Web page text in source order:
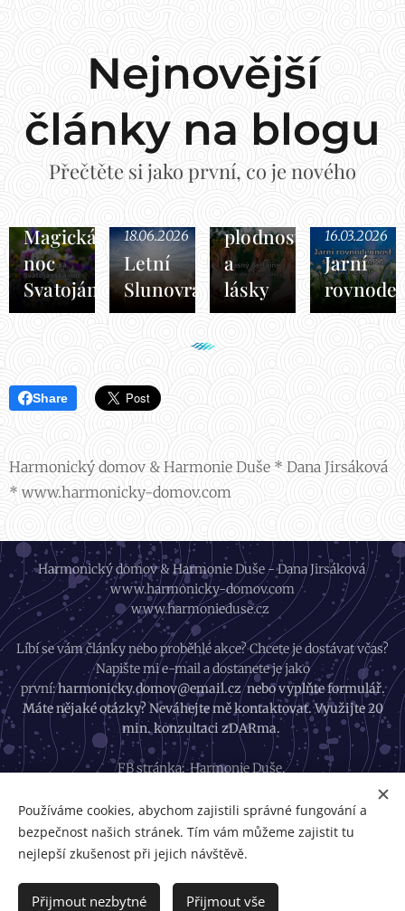
Nejnovější
články na blogu
Přečtěte si jako první, co je nového
Magická
noc
Svatojánská
18.06.2026
Letní
Slunovrat
Beltaine
plodnosti
a
lásky
16.03.2026
Jarní
Share
Harmonický domov & Harmonie Duše * Dana Jirsáková
* www.harmonicky-domov.com
Harmonický domov & Harmonie Duše - Dana Jirsáková
www.harmonicky-domov.com
www.harmonieduse.cz
Líbí se vám články nebo proběhlé akce? Chcete je dostávat včas?
Napište mi e-mail a dostanete je jako
první:harmonicky.domov@email.cz nebo vyplňte formulář.
Máte nějaké otázky? Neváhejte mě kontaktovat. Využijte 20
min. konzultaci zDARma.
FB stránka:Harmonie Duše,
Instagram:Harmonický život
GDPR
© Všechna práva vyhrazena Dana Jirsáková 2020
Používáme cookies, abychom zajistili správné fungování a
bezpečnost našich stránek. Tím vám můžeme zajistit tu
nejlepší zkušenost při jejich návštěvě.
Přijmout nezbytné Přijmout vše